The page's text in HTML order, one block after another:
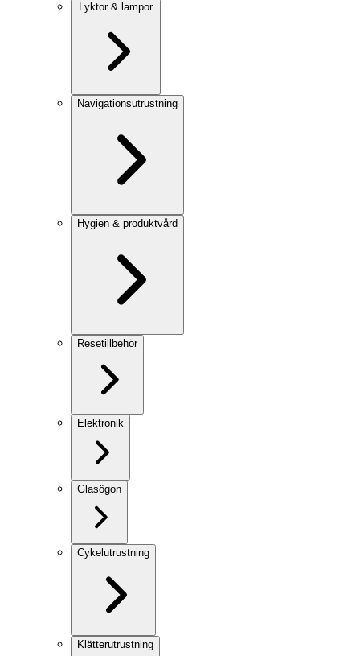
Lyktor & lampor
Navigationsutrustning
Hygien & produktvård
Resetillbehör
Elektronik
Glasögon
Cykelutrustning
Klätterutrustning